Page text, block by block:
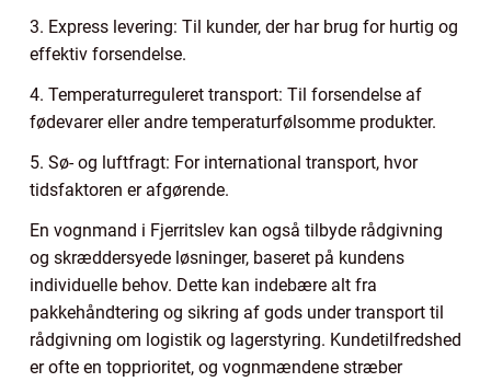
3. Express levering: Til kunder, der har brug for hurtig og
effektiv forsendelse.
4. Temperaturreguleret transport: Til forsendelse af
fødevarer eller andre temperaturfølsomme produkter.
5. Sø- og luftfragt: For international transport, hvor
tidsfaktoren er afgørende.
En vognmand i Fjerritslev kan også tilbyde rådgivning
og skræddersyede løsninger, baseret på kundens
individuelle behov. Dette kan indebære alt fra
pakkehåndtering og sikring af gods under transport til
rådgivning om logistik og lagerstyring. Kundetilfredshed
er ofte en topprioritet, og vognmændene stræber